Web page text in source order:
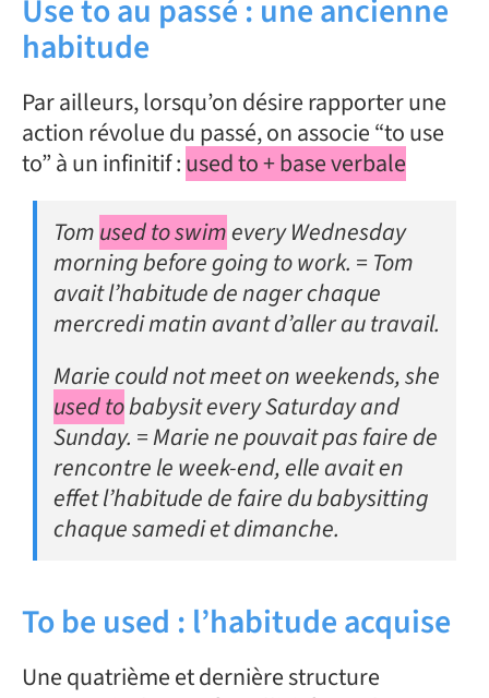
Use to au passé : une ancienne
habitude
Par ailleurs, lorsqu’on désire rapporter une
action révolue du passé, on associe “to use
to” à un infinitif :used to + base verbale
Tomused to swimevery Wednesday
morning before going to work. = Tom
avait l’habitude de nager chaque
mercredi matin avant d’aller au travail.
Marie could not meet on weekends, she
used tobabysit every Saturday and
Sunday. = Marie ne pouvait pas faire de
rencontre le week-end, elle avait en
effet l’habitude de faire du babysitting
chaque samedi et dimanche.
To be used : l’habitude acquise
Une quatrième et dernière structure